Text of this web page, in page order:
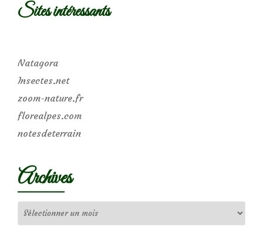
Sites intéressants
Natagora
Insectes.net
zoom-nature.fr
florealpes.com
notesdeterrain
Archives